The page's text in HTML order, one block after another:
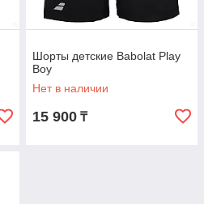
Шорты детские Babolat Play
Boy
Нет в наличии
15 900 ₸